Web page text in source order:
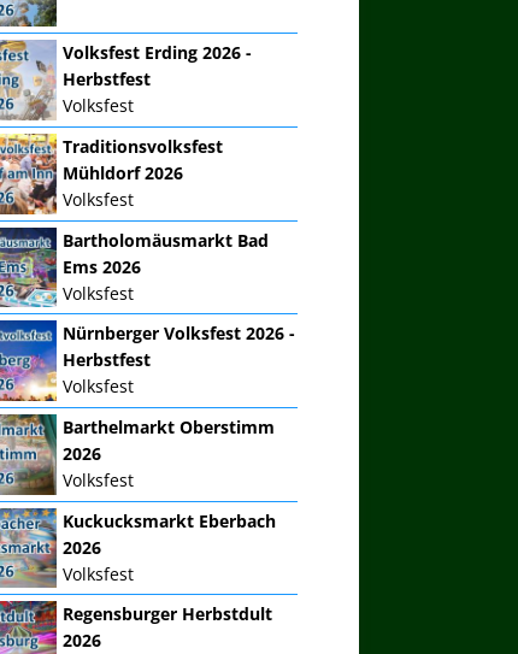
Volksfest Erding 2026 -
Herbstfest
Volksfest
Traditionsvolksfest
Mühldorf 2026
Volksfest
Bartholomäusmarkt Bad
Ems 2026
Volksfest
Nürnberger Volksfest 2026 -
Herbstfest
Volksfest
Barthelmarkt Oberstimm
2026
Volksfest
Kuckucksmarkt Eberbach
2026
Volksfest
Regensburger Herbstdult
2026